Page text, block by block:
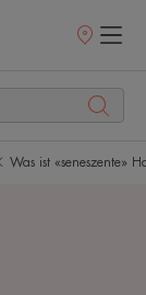
Was ist «seneszente»